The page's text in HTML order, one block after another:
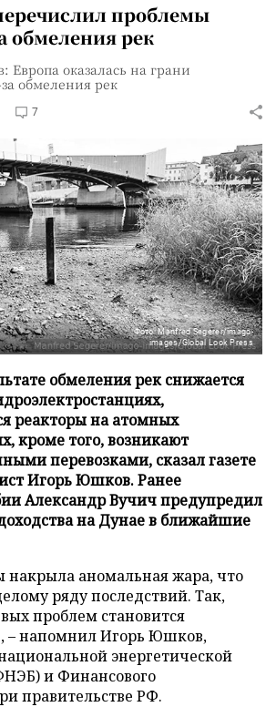
проблемы
обмеления рек
оказалась на грани
обмеления рек
7
Фото: Manfred Segerer/imago-
images/Global Look Press
обмеления рек снижается
реакторы на атомных
кроме того, возникают
перевозками, сказал газете
Игорь Юшков. Ранее
Александр Вучич предупредил
на Дунае в ближайшие
накрыла аномальная жара, что
ряду последствий. Так,
проблем становится
– напомнил Игорь Юшков,
энергетической
и Финансового
правительстве РФ.